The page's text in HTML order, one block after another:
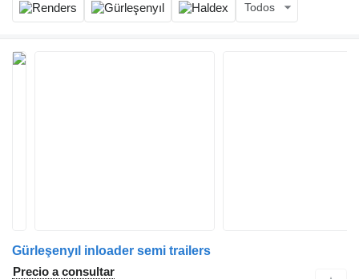
Todos
Gürleşenyıl inloader semi trailers
Precio a consultar